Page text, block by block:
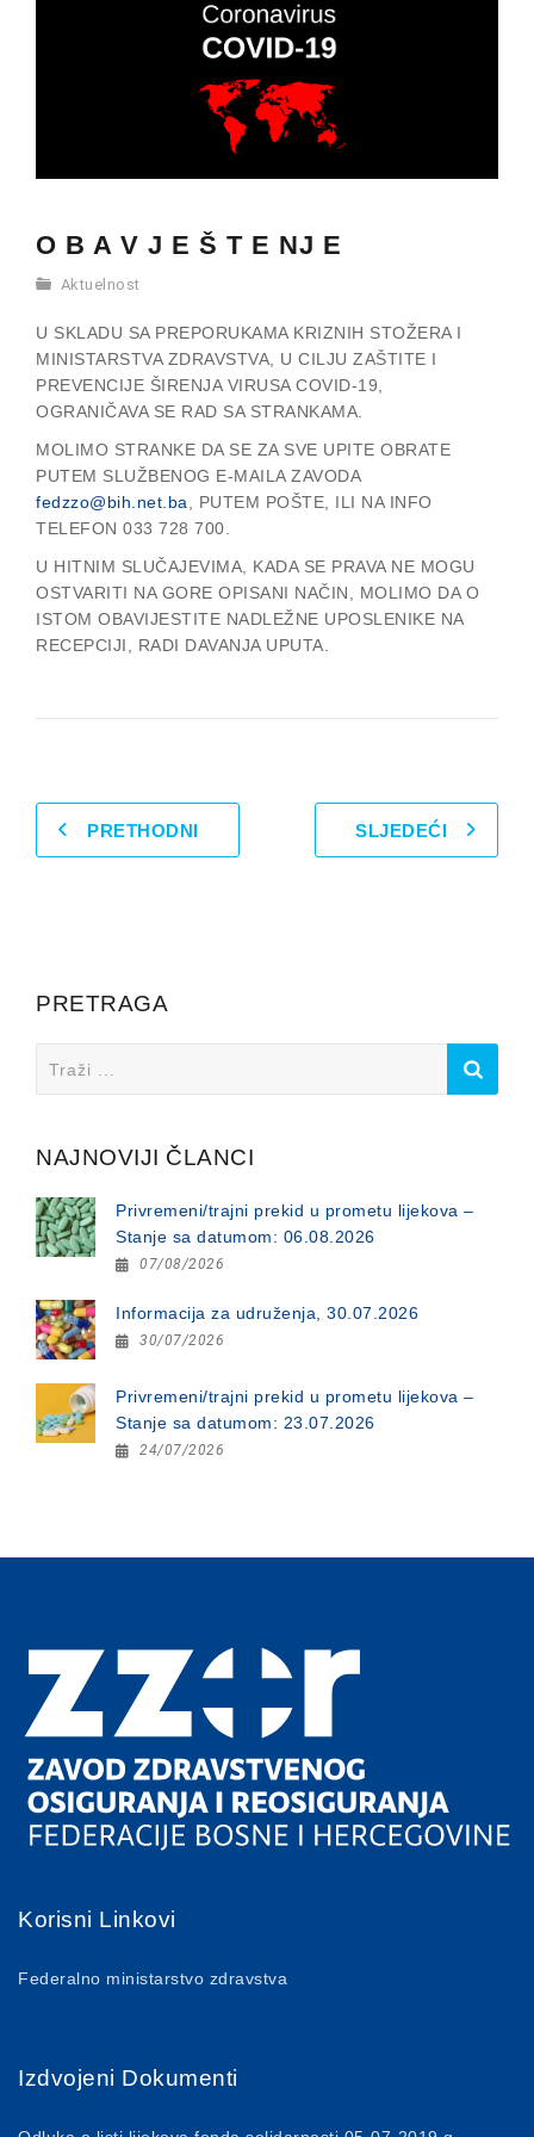
O B A V J E Š T E NJ E
Aktuelnost
U SKLADU SA PREPORUKAMA KRIZNIH STOŽERA I
MINISTARSTVA ZDRAVSTVA, U CILJU ZAŠTITE I
PREVENCIJE ŠIRENJA VIRUSA COVID-19,
OGRANIČAVA SE RAD SA STRANKAMA.
MOLIMO STRANKE DA SE ZA SVE UPITE OBRATE
PUTEM SLUŽBENOG E-MAILA ZAVODA
fedzzo@bih.net.ba, PUTEM POŠTE, ILI NA INFO
TELEFON 033 728 700.
U HITNIM SLUČAJEVIMA, KADA SE PRAVA NE MOGU
OSTVARITI NA GORE OPISANI NAČIN, MOLIMO DA O
ISTOM OBAVIJESTITE NADLEŽNE UPOSLENIKE NA
RECEPCIJI, RADI DAVANJA UPUTA.
PRETHODNI SLJEDEĆI
PRETRAGA
for:
NAJNOVIJI ČLANCI
Privremeni/trajni prekid u prometu lijekova –
Stanje sa datumom: 06.08.2026
07/08/2026
Informacija za udruženja, 30.07.2026
30/07/2026
Privremeni/trajni prekid u prometu lijekova –
Stanje sa datumom: 23.07.2026
24/07/2026
Korisni Linkovi
Federalno ministarstvo zdravstva
Izdvojeni Dokumenti